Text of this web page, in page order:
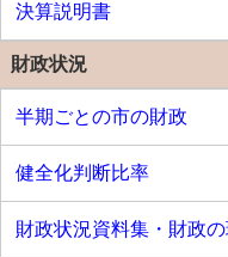
決算説明書
財政状況
半期ごとの市の財政
健全化判断比率
財政状況資料集・財政